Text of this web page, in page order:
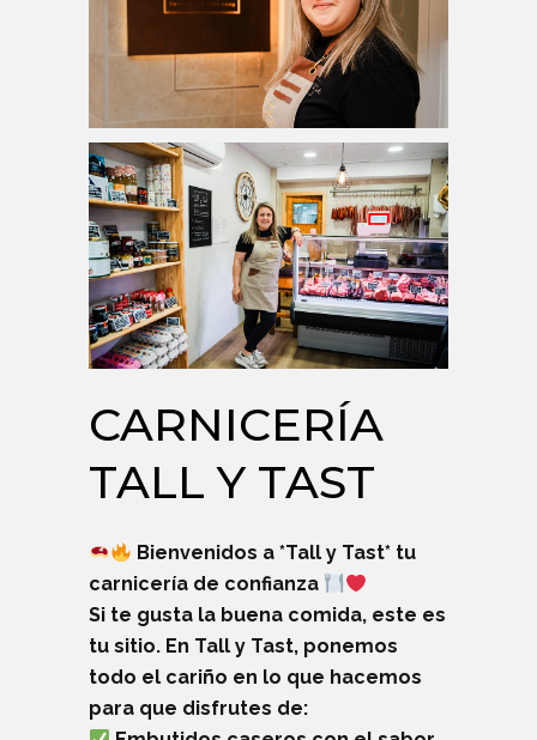
CARNICERÍA
TALL Y TAST
Bienvenidos a *Tall y Tast* tu
carnicería de confianza
Si te gusta la buena comida, este es
tu sitio. En Tall y Tast, ponemos
todo el cariño en lo que hacemos
para que disfrutes de: